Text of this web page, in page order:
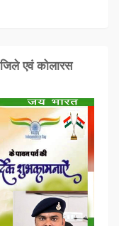
एवं कोलारस